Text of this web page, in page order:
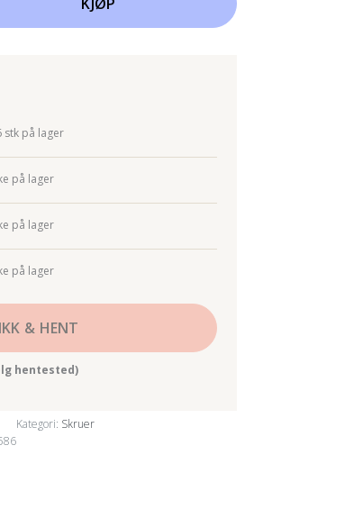
stk på lager
på lager
på lager
på lager
& HENT
hentested)
Kategori: Skruer